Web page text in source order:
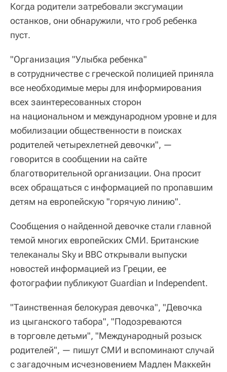
Когда родители затребовали эксгумации
останков, они обнаружили, что гроб ребенка
пуст.
"Организация "Улыбка ребенка"
в сотрудничестве с греческой полицией приняла
все необходимые меры для информирования
всех заинтересованных сторон
на национальном и международном уровне и для
мобилизации общественности в поисках
родителей четырехлетней девочки", —
говорится в сообщении на сайте
благотворительной организации. Она просит
всех обращаться с информацией по пропавшим
детям на европейскую "горячую линию".
Сообщения о найденной девочке стали главной
темой многих европейских СМИ. Британские
телеканалы Sky и BBC открывали выпуски
новостей информацией из Греции, ее
фотографии публикуют Guardian и Independent.
"Таинственная белокурая девочка", "Девочка
из цыганского табора", "Подозреваются
в торговле детьми", "Международный розыск
родителей", — пишут СМИ и вспоминают случай
с загадочным исчезновением Мадлен Маккейн